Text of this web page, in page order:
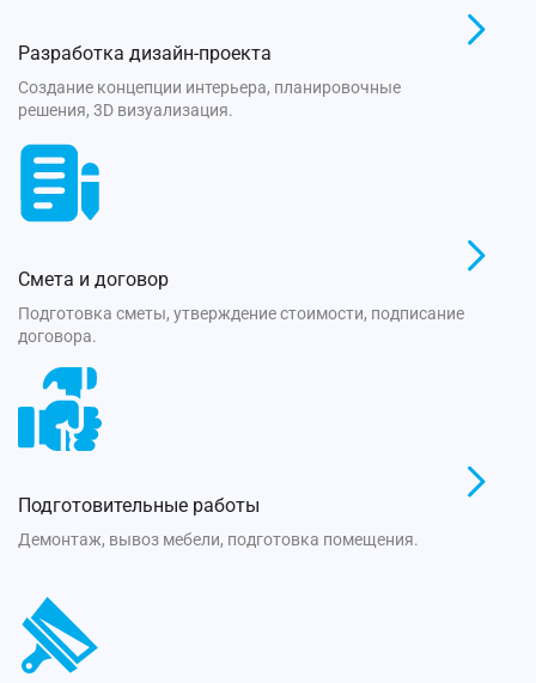
Разработка дизайн-проекта
Создание концепции интерьера, планировочные
решения, 3D визуализация.
Смета и договор
Подготовка сметы, утверждение стоимости, подписание
договора.
Подготовительные работы
Демонтаж, вывоз мебели, подготовка помещения.